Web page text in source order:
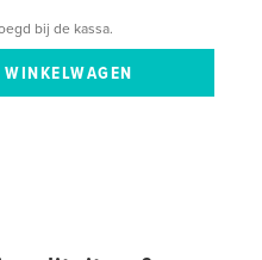
bij de kassa.